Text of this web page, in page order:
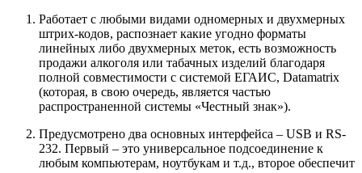
Работает с любыми видами одномерных и двухмерных
штрих-кодов, распознает какие угодно форматы
линейных либо двухмерных меток, есть возможность
продажи алкоголя или табачных изделий благодаря
полной совместимости с системой ЕГАИС, Datamatrix
(которая, в свою очередь, является частью
распространенной системы «Честный знак»).
Предусмотрено два основных интерфейса – USB и RS-
232. Первый – это универсальное подсоединение к
любым компьютерам, ноутбукам и т.д., второе обеспечит